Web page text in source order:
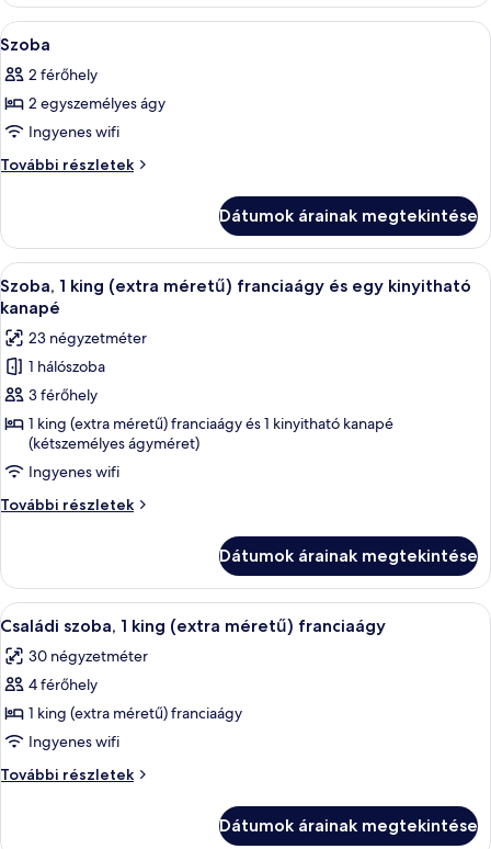
A
következő
szoba
összes
képének
megtekintése:
Select Comfort-matrac, széf a
2
Szoba
2 férőhely
2 egyszemélyes ágy
Ingyenes wifi
További részletek
Szoba
Dátumok árainak megtekintése
A
következő
szoba
összes
képének
megtekintése:
Szoba,
king
(extra
és
egy
kinyitható
kanapé
Egy kétágyas szoba, íróasztallal,
2
Szoba, 1 king (extra méretű) franciaágy és egy kinyitható
kanapé
23 négyzetméter
1 hálószoba
3 férőhely
1 king (extra méretű) franciaágy és 1 kinyitható kanapé
(kétszemélyes ágyméret)
Ingyenes wifi
További részletek
Szoba,
méretű)
franciaágy
és
kinyitható
kanapé
részletei
Dátumok árainak megtekintése
A
következő
szoba
összes
képének
megtekintése:
Családi
szoba,
king
Egy szállodai szoba, amelyben
5
Családi szoba, 1 king (extra méretű) franciaágy
30 négyzetméter
4 férőhely
1 king (extra méretű) franciaágy
Ingyenes wifi
További részletek
Családi
Dátumok árainak megtekintése